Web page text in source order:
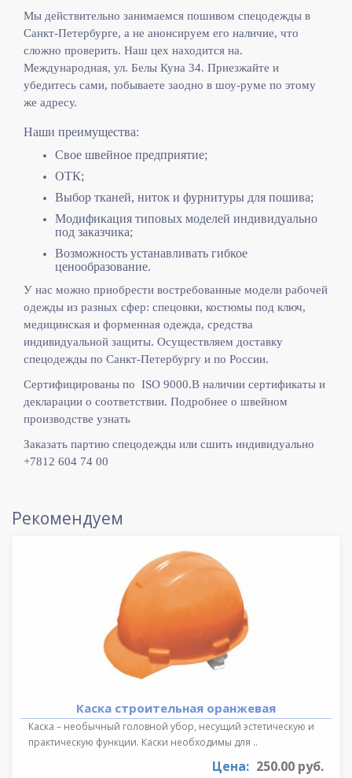
Мы действительно занимаемся пошивом спецодежды в
Санкт-Петербурге, а не анонсируем его наличие, что
сложно проверить. Наш цех находится на.
Международная, ул. Белы Куна 34. Приезжайте и
убедитесь сами, побываете заодно в шоу-руме по этому
же адресу.
Наши преимущества:
Свое швейное предприятие;
ОТК;
Выбор тканей, ниток и фурнитуры для пошива;
Модификация типовых моделей индивидуально
под заказчика;
Возможность устанавливать гибкое
ценообразование.
У нас можно приобрести востребованные модели рабочей
одежды из разных сфер: спецовки, костюмы под ключ,
медицинская и форменная одежда, средства
индивидуальной защиты. Осуществляем доставку
спецодежды по Санкт-Петербургу и по России.
Сертифицированы по ISO 9000.В наличии сертификаты и
декларации о соответствии. Подробнее о швейном
производстве узнать
Заказать партию спецодежды или сшить индивидуально
+7812 604 74 00
Рекомендуем
Каска строительная оранжевая
Каска – необычный головной убор, несущий эстетическую и
практическую функции. Каски необходимы для ..
Цена: 250.00 руб.